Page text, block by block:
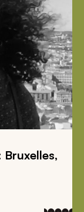
Bruxelles,